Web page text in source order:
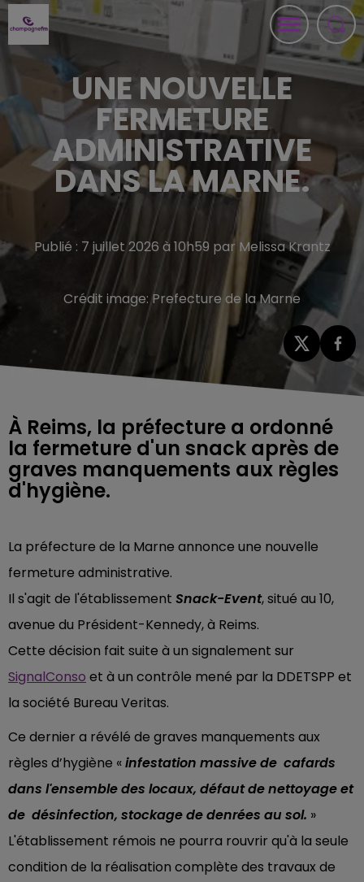
UNE NOUVELLE
FERMETURE
ADMINISTRATIVE
DANS LA MARNE.
Publié : 7 juillet 2026 à 10h59 par Melissa Krantz
Crédit image:Prefecture de la Marne
À Reims, la préfecture a ordonné
la fermeture d'un snack après de
graves manquements aux règles
d'hygiène.
La préfecture de la Marne annonce une nouvelle
fermeture administrative.
Il s'agit de l'établissement Snack-Event, situé au 10,
avenue du Président-Kennedy, à Reims.
Cette décision fait suite à un signalement sur
SignalConso et à un contrôle mené par la DDETSPP et
la société Bureau Veritas.
Ce dernier a révélé de graves manquements aux
règles d’hygiène «infestation massive de cafards
dans l'ensemble des locaux, défaut de nettoyage et
de désinfection, stockage de denrées au sol. »
L'établissement rémois ne pourra rouvrir qu'à la seule
condition de la réalisation complète des travaux de